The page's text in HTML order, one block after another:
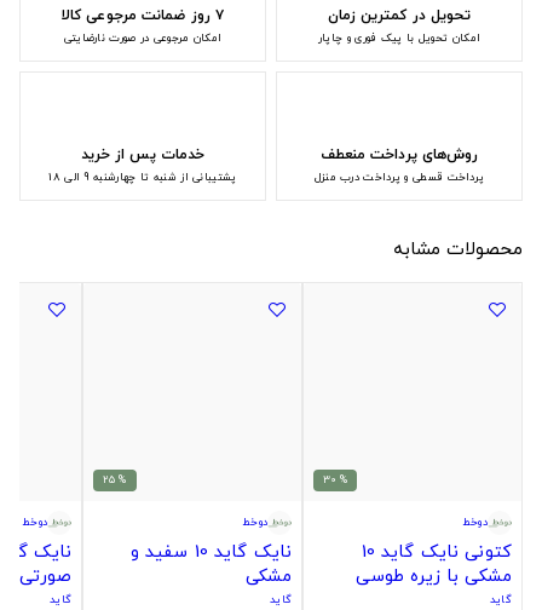
تحویل در کمترین زمان
امکان تحویل با پیک فوری و چاپار
۷ روز ضمانت مرجوعی کالا
امکان مرجوعی در صورت نارضایتی
روش‌های پرداخت منعطف
پرداخت قسطی و پرداخت درب منزل
خدمات پس از خرید
پشتیبانی از شنبه تا چهارشنبه 9 الی 18
محصولات مشابه
% 30
دوخط
کتونی نایک گاید 10
مشکی با زیره طوسی
گاید
% 25
دوخط
نایک گاید 10 سفید و
مشکی
گاید
دوخط
صورتی
گاید